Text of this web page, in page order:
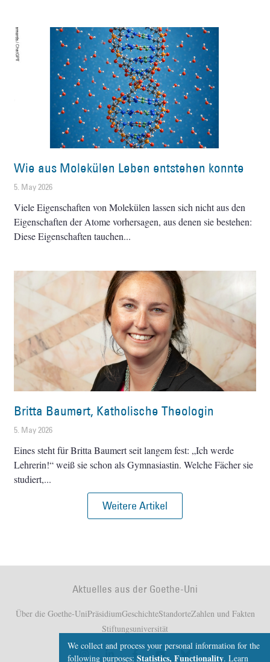
Wie aus Molekülen Leben entstehen konnte
5. May 2026
Viele Eigenschaften von Molekülen lassen sich nicht aus den
Eigenschaften der Atome vorhersagen, aus denen sie bestehen:
Diese Eigenschaften tauchen
Britta Baumert, Katholische Theologin
5. May 2026
Eines steht für Britta Baumert seit langem fest: „Ich werde
Lehrerin!“ weiß sie schon als Gymnasiastin. Welche Fächer sie
studiert,
Weitere Artikel
Aktuelles aus der Goethe-Uni
Über die Goethe-UniPräsidiumGeschichteStandorteZahlen und Fakten
Stiftungsuniversität
We collect and process your personal information for the
following purposes: Statistics, Functionality. Learn